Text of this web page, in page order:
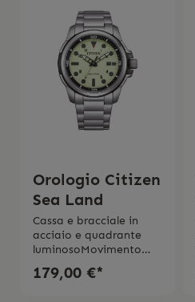
bar 2 anni di garanzia
Orologio Citizen
Sea Land
Cassa e bracciale in
acciaio e quadrante
luminosoMovimento
Eco Drive Diametro
cassa 44 mm Vetro
179,00 €*